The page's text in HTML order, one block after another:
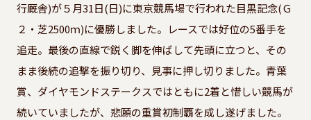
行厩舎)が５月31日(日)に東京競馬場で行われた目黒記念(Ｇ
２・芝2500ｍ)に優勝しました。レースでは好位の5番手を
追走。最後の直線で鋭く脚を伸ばして先頭に立つと、その
まま後続の追撃を振り切り、見事に押し切りました。青葉
賞、ダイヤモンドステークスではともに2着と惜しい競馬が
続いていましたが、悲願の重賞初制覇を成し遂げました。